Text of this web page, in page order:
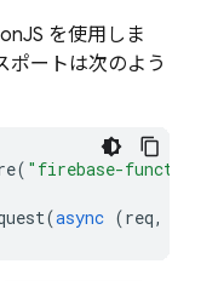
を使用しま
ポートは次のよう
( "firebase-
(async (req,